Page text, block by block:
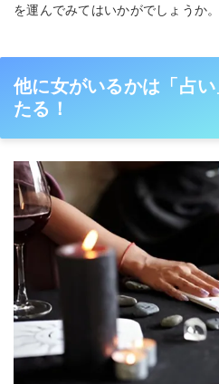
を運んでみてはいかがでしょうか。
他に女がいるかは「占
たる！